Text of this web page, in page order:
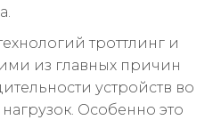
троттлинг и
из главных причин
устройств во
Особенно это